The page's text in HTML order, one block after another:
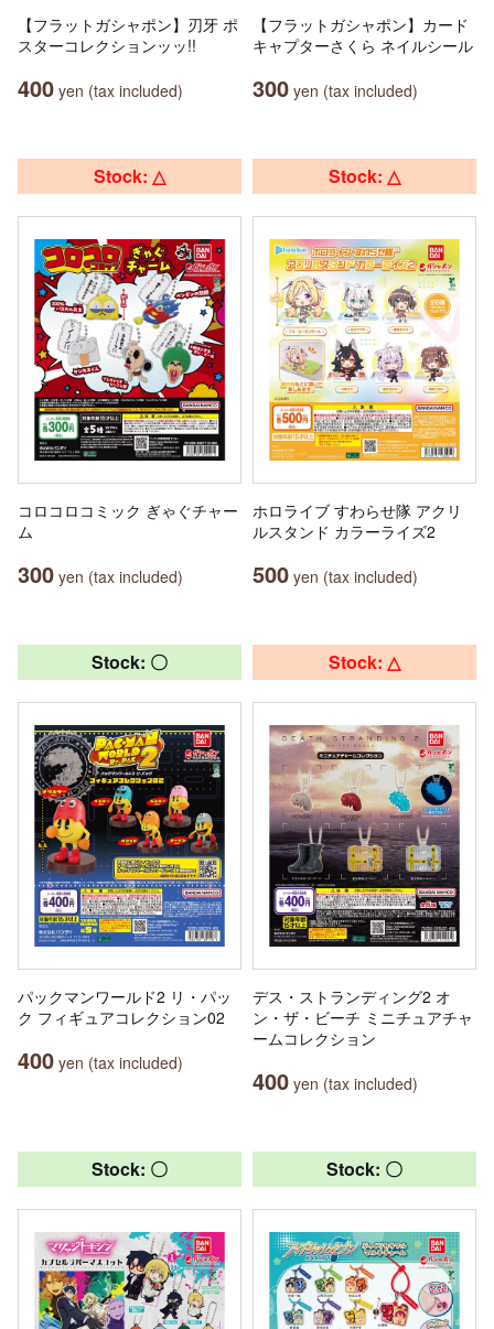
【フラットガシャポン】刃牙 ポ
スターコレクションッッ!!
400 yen (tax included)
【フラットガシャポン】カード
キャプターさくら ネイルシール
300 yen (tax included)
Stock: △
コロコロコミック ぎゃぐチャー
ム
300 yen (tax included)
Stock: △
ホロライブ すわらせ隊 アクリ
ルスタンド カラーライズ2
500 yen (tax included)
Stock: 〇
パックマンワールド2 リ・パッ
ク フィギュアコレクション02
400 yen (tax included)
Stock: △
デス・ストランディング2 オ
ン・ザ・ビーチ ミニチュアチャ
ームコレクション
400 yen (tax included)
Stock: 〇 Stock: 〇